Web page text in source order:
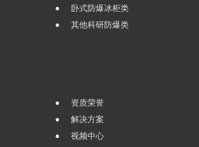
卧式防爆冰柜类
其他科研防爆类
资质荣誉
解决方案
视频中心